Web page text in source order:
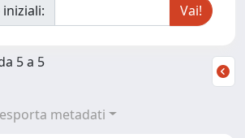
5 a 5
esporta metadati